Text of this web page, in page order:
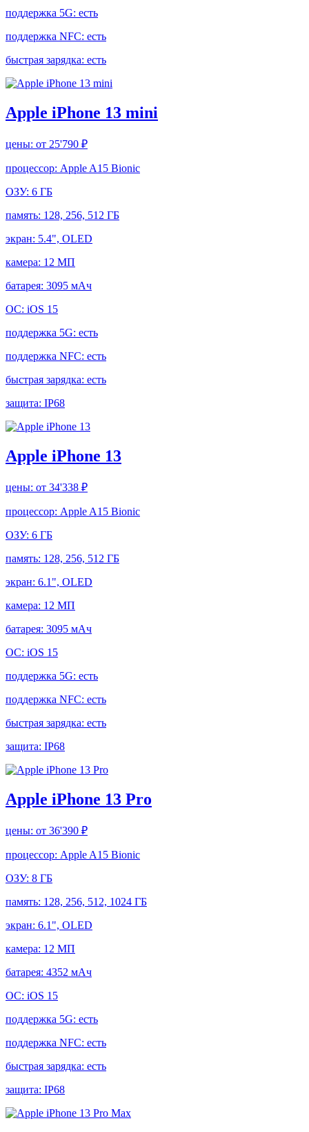
поддержка 5G: есть
поддержка NFC: есть
быстрая зарядка: есть
Apple iPhone 13 mini
цены: от 25'790 ₽
процессор: Apple A15 Bionic
ОЗУ: 6 ГБ
память: 128, 256, 512 ГБ
экран: 5.4", OLED
камера: 12 МП
батарея: 3095 мАч
ОС: iOS 15
поддержка 5G: есть
поддержка NFC: есть
быстрая зарядка: есть
защита: IP68
Apple iPhone 13
цены: от 34'338 ₽
процессор: Apple A15 Bionic
ОЗУ: 6 ГБ
память: 128, 256, 512 ГБ
экран: 6.1", OLED
камера: 12 МП
батарея: 3095 мАч
ОС: iOS 15
поддержка 5G: есть
поддержка NFC: есть
быстрая зарядка: есть
защита: IP68
Apple iPhone 13 Pro
цены: от 36'390 ₽
процессор: Apple A15 Bionic
ОЗУ: 8 ГБ
память: 128, 256, 512, 1024 ГБ
экран: 6.1", OLED
камера: 12 МП
батарея: 4352 мАч
ОС: iOS 15
поддержка 5G: есть
поддержка NFC: есть
быстрая зарядка: есть
защита: IP68